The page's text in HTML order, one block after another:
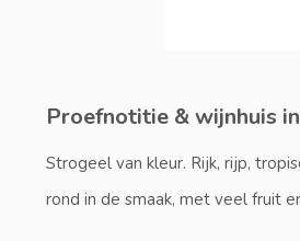
Proefnotitie & wijnhuis
Strogeel van kleur. Rijk, rijp,
rond in de smaak, met veel fruit